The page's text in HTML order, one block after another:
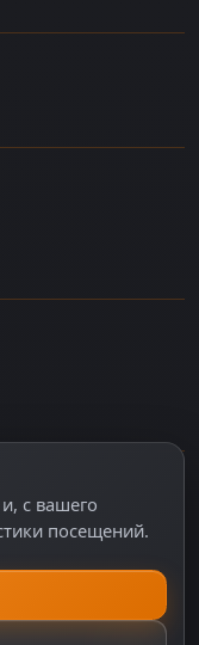
с вашего
посещений.